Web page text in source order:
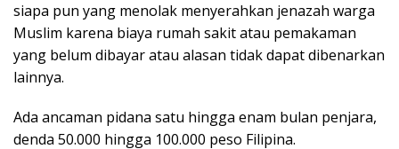
siapa pun yang menolak menyerahkan jenazah warga
Muslim karena biaya rumah sakit atau pemakaman
yang belum dibayar atau alasan tidak dapat dibenarkan
lainnya.
Ada ancaman pidana satu hingga enam bulan penjara,
denda 50.000 hingga 100.000 peso Filipina.